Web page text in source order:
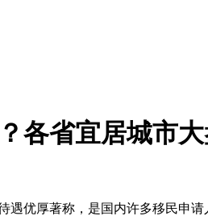
各省宜居城市大
优厚著称，是国内许多移民申